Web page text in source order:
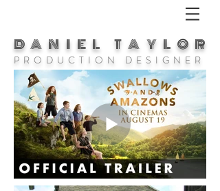
DANIEL TAYLOR
P R O D U C T I O N D E S I G N E R